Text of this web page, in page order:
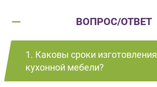
ВОПРОС/ОТВЕТ
1. Каковы сроки изготовления
кухонной мебели?